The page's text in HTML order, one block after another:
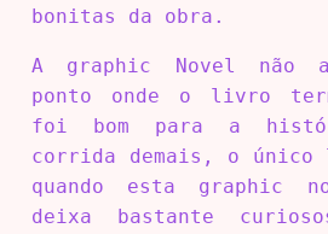
bonitas da obra.
A graphic Novel não
ponto onde o livro
foi bom para a
corrida demais, o único
quando esta graphic
deixa bastante